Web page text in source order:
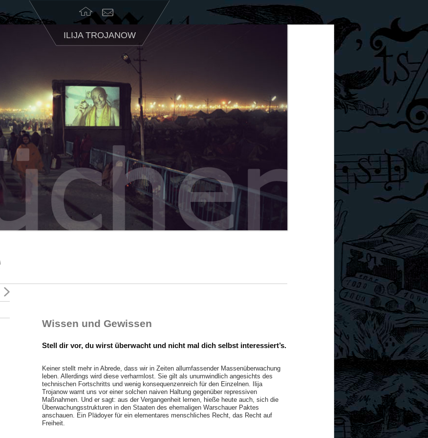
ILIJA TROJANOW
Wissen und Gewissen
Stell dir vor, du wirst überwacht und nicht mal dich selbst interessiert’s.
Keiner stellt mehr in Abrede, dass wir in Zeiten allumfassender Massenüberwachung
leben. Allerdings wird diese verharmlost. Sie gilt als unumwindlich angesichts des
technischen Fortschritts und wenig konsequenzenreich für den Einzelnen. Ilija
Trojanow warnt uns vor einer solchen naiven Haltung gegenüber repressiven
Maßnahmen. Und er sagt: aus der Vergangenheit lernen, hieße heute auch, sich die
Überwachungsstrukturen in den Staaten des ehemaligen Warschauer Paktes
anschauen. Ein Plädoyer für ein elementares menschliches Recht, das Recht auf
Freiheit.